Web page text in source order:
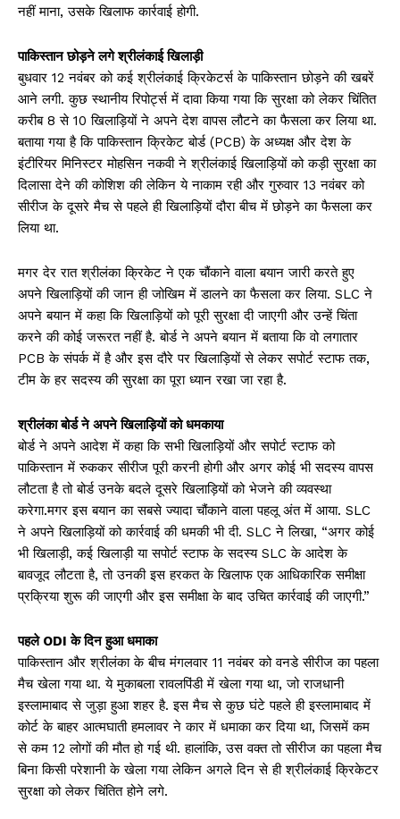
नहीं माना, उसके खिलाफ कार्रवाई होगी.
पाकिस्तान छोड़ने लगे श्रीलंकाई खिलाड़ी
बुधवार 12 नवंबर को कई श्रीलंकाई क्रिकेटर्स के पाकिस्तान छोड़ने की खबरें
आने लगी. कुछ स्थानीय रिपोर्ट्स में दावा किया गया कि सुरक्षा को लेकर चिंतित
करीब 8 से 10 खिलाड़ियों ने अपने देश वापस लौटने का फैसला कर लिया था.
बताया गया है कि पाकिस्तान क्रिकेट बोर्ड (PCB) के अध्यक्ष और देश के
इंटीरियर मिनिस्टर मोहसिन नकवी ने श्रीलंकाई खिलाड़ियों को कड़ी सुरक्षा का
दिलासा देने की कोशिश की लेकिन ये नाकाम रही और गुरुवार 13 नवंबर को
सीरीज के दूसरे मैच से पहले ही खिलाड़ियों दौरा बीच में छोड़ने का फैसला कर
लिया था.
मगर देर रात श्रीलंका क्रिकेट ने एक चौंकाने वाला बयान जारी करते हुए
अपने खिलाड़ियों की जान ही जोखिम में डालने का फैसला कर लिया. SLC ने
अपने बयान में कहा कि खिलाड़ियों को पूरी सुरक्षा दी जाएगी और उन्हें चिंता
करने की कोई जरूरत नहीं है. बोर्ड ने अपने बयान में बताया कि वो लगातार
PCB के संपर्क में है और इस दौरे पर खिलाड़ियों से लेकर सपोर्ट स्टाफ तक,
टीम के हर सदस्य की सुरक्षा का पूरा ध्यान रखा जा रहा है.
श्रीलंका बोर्ड ने अपने खिलाड़ियों को धमकाया
बोर्ड ने अपने आदेश में कहा कि सभी खिलाड़ियों और सपोर्ट स्टाफ को
पाकिस्तान में रुककर सीरीज पूरी करनी होगी और अगर कोई भी सदस्य वापस
लौटता है तो बोर्ड उनके बदले दूसरे खिलाड़ियों को भेजने की व्यवस्था
करेगा.मगर इस बयान का सबसे ज्यादा चौंकाने वाला पहलू अंत में आया. SLC
ने अपने खिलाड़ियों को कार्रवाई की धमकी भी दी. SLC ने लिखा, “अगर कोई
भी खिलाड़ी, कई खिलाड़ी या सपोर्ट स्टाफ के सदस्य SLC के आदेश के
बावजूद लौटता है, तो उनकी इस हरकत के खिलाफ एक आधिकारिक समीक्षा
प्रक्रिया शुरू की जाएगी और इस समीक्षा के बाद उचित कार्रवाई की जाएगी.”
पहले ODI के दिन हुआ धमाका
पाकिस्तान और श्रीलंका के बीच मंगलवार 11 नवंबर को वनडे सीरीज का पहला
मैच खेला गया था. ये मुकाबला रावलपिंडी में खेला गया था, जो राजधानी
इस्लामाबाद से जुड़ा हुआ शहर है. इस मैच से कुछ घंटे पहले ही इस्लामाबाद में
कोर्ट के बाहर आत्मघाती हमलावर ने कार में धमाका कर दिया था, जिसमें कम
से कम 12 लोगों की मौत हो गई थी. हालांकि, उस वक्त तो सीरीज का पहला मैच
बिना किसी परेशानी के खेला गया लेकिन अगले दिन से ही श्रीलंकाई क्रिकेटर
सुरक्षा को लेकर चिंतित होने लगे.